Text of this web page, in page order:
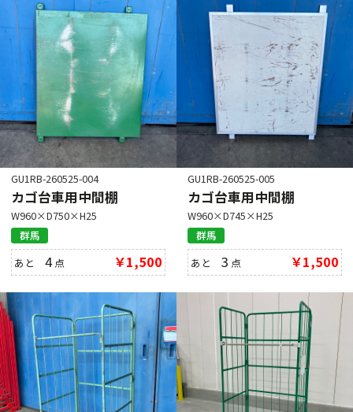
GU1RB-260525-004
カゴ台車用中間棚
W960×D750×H25
群馬
あと4点 ￥1,500
GU1RB-260525-005
カゴ台車用中間棚
W960×D745×H25
群馬
あと3 点 ￥1,500